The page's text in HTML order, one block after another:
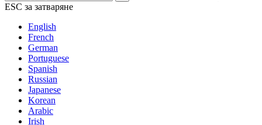
ESC за затваряне
English
French
German
Portuguese
Spanish
Russian
Japanese
Korean
Arabic
Irish